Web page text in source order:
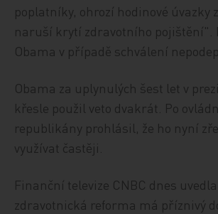
poplatníky, ohrozí hodinové úvazky
naruší krytí zdravotního pojištění".
Obama v případě schválení
Obama za uplynulých šest let v
křesle použil veto dvakrát. Po
republikány prohlásil, že ho nyní
využívat častěji.
Finanční televize CNBC dnes
zdravotnická reforma má příznivý